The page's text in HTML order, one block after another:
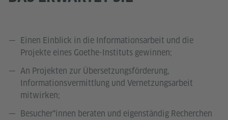
Einen Einblick in die Informationsarbeit und die
Projekte eines Goethe-Instituts gewinnen;
An Projekten zur Übersetzungsförderung,
Informationsvermittlung und Vernetzungsarbeit
mitwirken;
Besucher*innen beraten und eigenständig Recherchen